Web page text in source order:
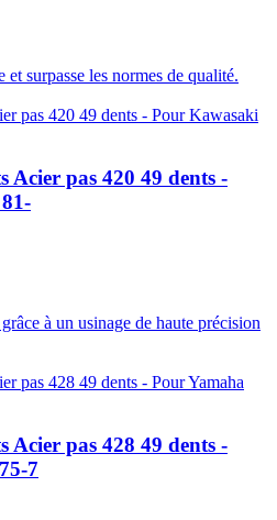
surpasse les normes de qualité.
Acier pas 420 49 dents -
à un usinage de haute précision
Acier pas 428 49 dents -
7